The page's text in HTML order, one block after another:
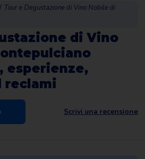
/ Tour e Degustazione di Vino Nobile di
di Vino
esperienze,
reclami
Scrivi una recensione